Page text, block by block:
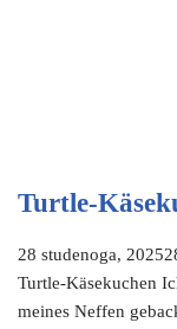
Turtle-
28 studenoga, 2025
Turtle-Käsekuchen
meines Neffen